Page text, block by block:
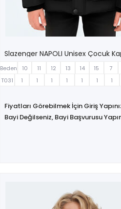
Beden 10 11 12 13 14 15
7
T031
1 1 1 1 1 1 1
Fiyatları Görebilmek İçin Giriş
Bayi Değilseniz, Bayi Başvurusu